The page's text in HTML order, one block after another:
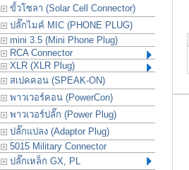
ขั้วโซลา (Solar Cell Connector)
ปลั๊กไมค์ MIC (PHONE PLUG)
mini 3.5 (Mini Phone Plug)
RCA Connector
XLR (XLR Plug)
สเปคคอน (SPEAK-ON)
พาวเวอร์คอน (PowerCon)
พาวเวอร์ปลั๊ก (Power Plug)
ปลั๊กแปลง (Adaptor Plug)
5015 Military Connector
ปลั๊กเหล็ก GX, PL